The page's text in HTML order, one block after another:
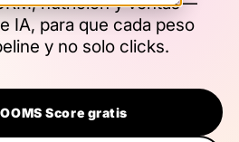
IA, para que cada peso
y no solo clicks.
Score gratis